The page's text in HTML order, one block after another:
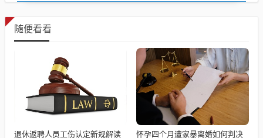
随便看看
退休返聘人员工伤认定新规解读 怀孕四个月遭家暴离婚如何判决